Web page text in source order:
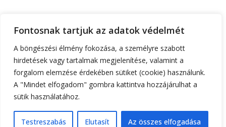
Fontosnak tartjuk az adatok védelmét
A böngészési élmény fokozása, a személyre szabott
hirdetések vagy tartalmak megjelenítése, valamint a
forgalom elemzése érdekében sütiket (cookie) használunk.
A "Mindet elfogadom" gombra kattintva hozzájárulhat a
sütik használatához.
Testreszabás Elutasít Az összes elfogadása
RÓLUNK TEMATIKA FONTOS INFÓK RUHATERVEZŐ
ÁRAKKAPCSOLAT
+36 30 555 6 444
gorzoheni@gmail.com
1182 Budapest, Kézdivásárhely utca 24.a